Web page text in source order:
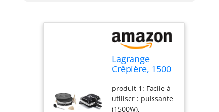
Lagrange
Crêpière, 1500
39121 Gaufrier,
1000 W
produit 1: Facile à
utiliser : puissante
(1500W),